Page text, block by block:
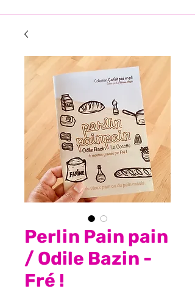
Perlin Pain pain
/ Odile Bazin -
Fré !